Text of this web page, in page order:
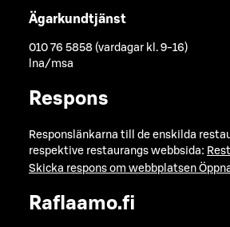
Ägarkundtjänst
010 76 5858 (vardagar kl. 9-16)
lna/msa
Respons
Responslänkarna till de enskilda
respektive restaurangs webbsida:
Skicka respons om webbplatsen
Raflaamo.fi